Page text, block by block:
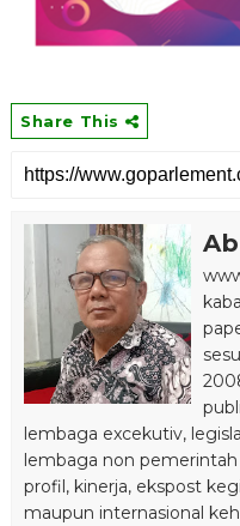
Share This
lembaga excekutiv,
lembaga non
profil, kinerja, ekspost
maupun internasional